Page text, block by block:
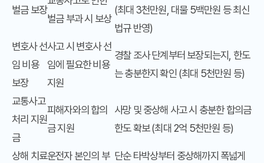
벌금 보장
벌금 부과 시 보상
(최대 3천만원, 대물 5백만원 등 최신
법규 반영)
변호사 선
임 비용
보장
사고 시 변호사 선
임에 필요한 비용
지원
경찰 조사 단계부터 보장되는지, 한도
는 충분한지 확인 (최대 5천만원 등)
교통사고
처리 지원
금
피해자와의 합의
금 지원
사망 및 중상해 사고 시 충분한 합의금
한도 확보 (최대 2억 5천만원 등)
상해 치료운전자 본인의 부 단순 타박상부터 중상해까지 폭넓게